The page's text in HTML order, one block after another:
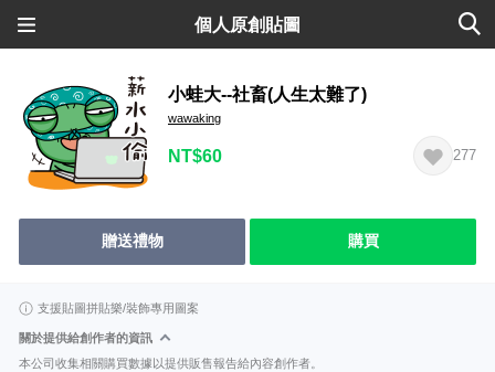
個人原創貼圖
小蛙大--社畜(人生太難了)
wawaking
NT$60 277
贈送禮物 購買
支援貼圖拼貼樂/裝飾專用圖案
關於提供給創作者的資訊
本公司收集相關購買數據以提供販售報告給內容創作者。